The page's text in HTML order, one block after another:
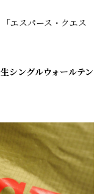
エスパース・クエス
シングルウォールテン